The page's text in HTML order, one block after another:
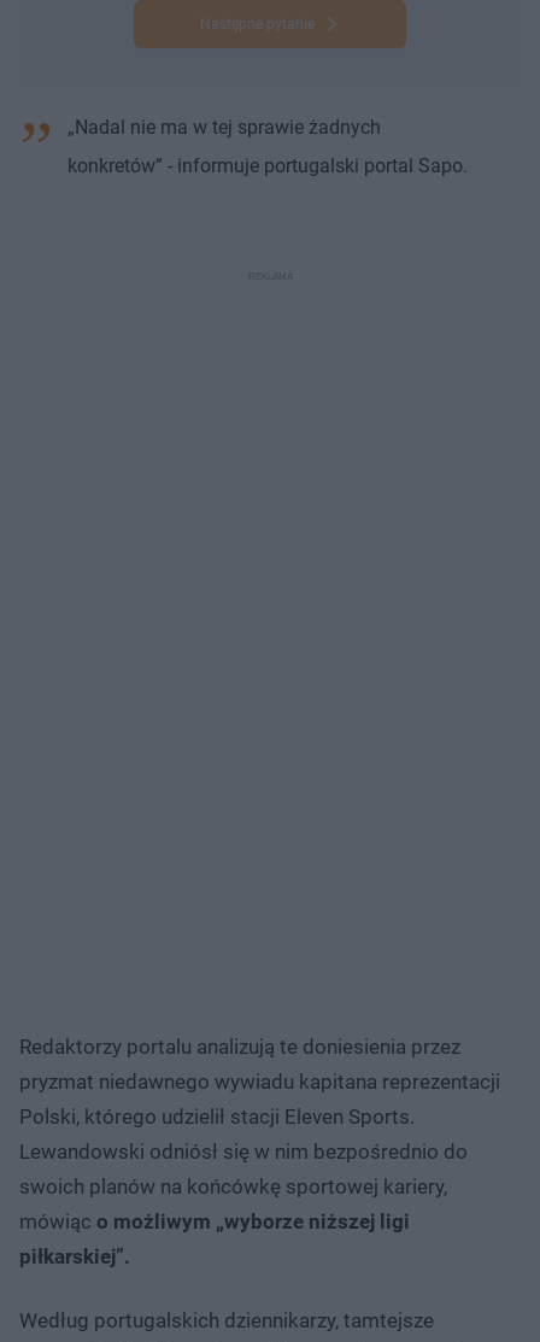
Następne pytanie
„Nadal nie ma w tej sprawie żadnych
konkretów” - informuje portugalski portal Sapo.
Redaktorzy portalu analizują te doniesienia przez
pryzmat niedawnego wywiadu kapitana reprezentacji
Polski, którego udzielił stacji Eleven Sports.
Lewandowski odniósł się w nim bezpośrednio do
swoich planów na końcówkę sportowej kariery,
mówiąc o możliwym „wyborze niższej ligi
piłkarskiej”.
Według portugalskich dziennikarzy, tamtejsze